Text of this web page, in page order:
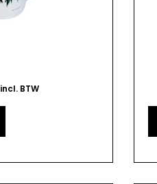
incl. BTW